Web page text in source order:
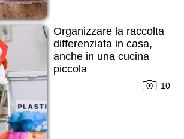
Organizzare la raccolta
differenziata in casa,
anche in una cucina
piccola
10